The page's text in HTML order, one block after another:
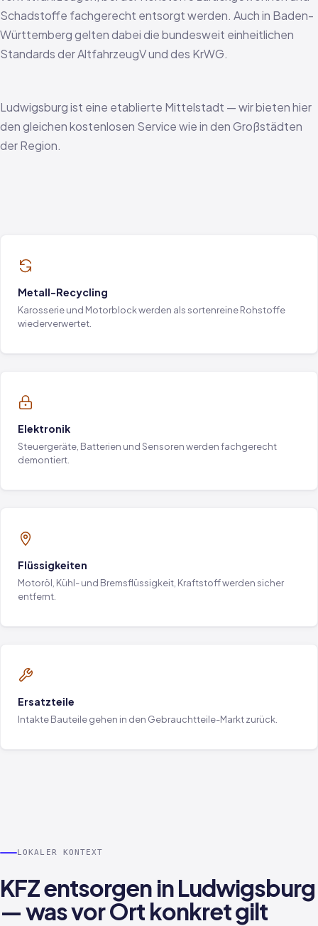
Schadstoffe fachgerecht entsorgt werden. Auch in Baden-
Württemberg gelten dabei die bundesweit einheitlichen
Standards der AltfahrzeugV und des KrWG.
Ludwigsburg ist eine etablierte Mittelstadt — wir bieten hier
den gleichen kostenlosen Service wie in den Großstädten
der Region.
Metall-Recycling
Karosserie und Motorblock werden als sortenreine Rohstoffe
wiederverwertet.
Elektronik
Steuergeräte, Batterien und Sensoren werden fachgerecht
demontiert.
Flüssigkeiten
Motoröl, Kühl- und Bremsflüssigkeit, Kraftstoff werden sicher
entfernt.
Ersatzteile
Intakte Bauteile gehen in den Gebrauchtteile-Markt zurück.
LOKALER KONTEXT
KFZ entsorgen in Ludwigsburg
— was vor Ort konkret gilt